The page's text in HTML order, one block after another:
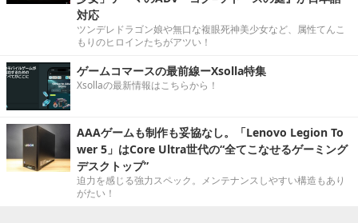
対応
ツンデレドラゴン娘や無口な複眼死神美少女など、属性てんこ
もりのヒロインたちがアツい！
ゲームコマースの最前線ーXsolla特集
Xsollaの最新情報はこちらから！
AAAゲームも制作も妥協なし。「Lenovo Legion To
wer 5」はCore Ultra世代の“全てこなせるゲーミング
デスクトップ”
迫力を感じる強力スペック。メンテナンスしやすい構造もあり
がたい！